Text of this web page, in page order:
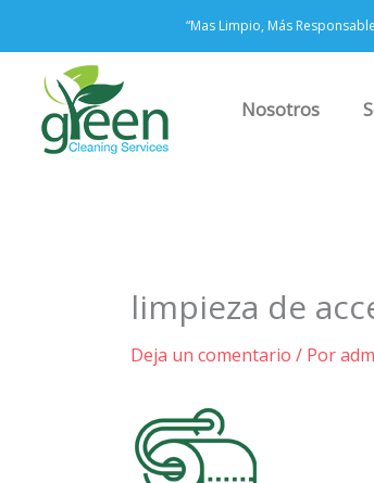
contenido
“Mas Limpio, Más
Nosotros
limpieza de
Deja un comentario / Por